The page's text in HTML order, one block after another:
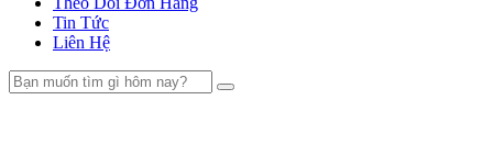
Tin Tức
Liên Hệ